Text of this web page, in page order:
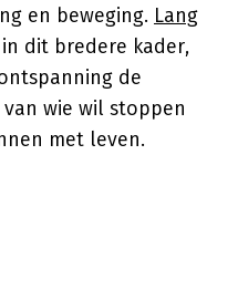
en beweging. Lang
dit bredere kader,
de
wie wil stoppen
met leven.